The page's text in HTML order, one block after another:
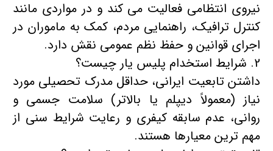
نیروی انتظامی فعالیت می‌ کند و در مواردی مانند
کنترل ترافیک، راهنمایی مردم، کمک به ماموران در
اجرای قوانین و حفظ نظم عمومی نقش دارد.
شرایط استخدام پلیس یار چیست؟
داشتن تابعیت ایرانی، حداقل مدرک تحصیلی مورد
نیاز (معمولاً دیپلم یا بالاتر) سلامت جسمی و
روانی، عدم سابقه کیفری و رعایت شرایط سنی از
مهم‌ ترین معیارها هستند.